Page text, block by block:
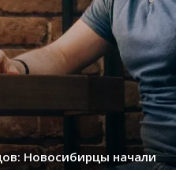
Новосибирцы начали